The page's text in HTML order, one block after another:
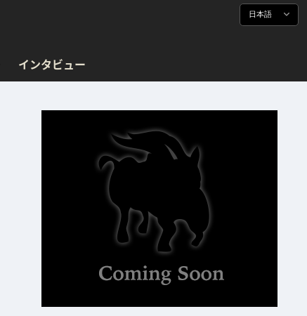
日本語
インタビュー